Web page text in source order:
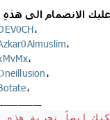
،
،
،
،
،